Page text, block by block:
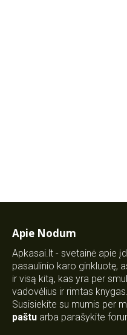
Apie Nodum
Apkasai.lt - svetainė apie
pasaulinio karo ginkluotę,
ir visą kitą, kas yra per
vadovėlius ir rimtas
Susisiekite su mumis per
paštu arba parašykite